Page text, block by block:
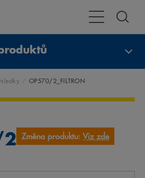
Přepnout
OP570/2_FILTRON
Změna produktu: Viz zde